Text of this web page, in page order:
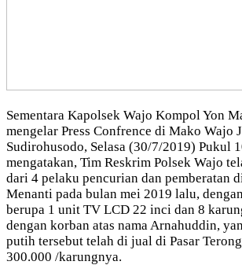
Sementara Kapolsek Wajo Kompol Yon
mengelar Press Confrence di Mako Wajo
Sudirohusodo, Selasa (30/7/2019) Pukul
mengatakan, Tim Reskrim Polsek Wajo
dari 4 pelaku pencurian dan pemberatan
Menanti pada bulan mei 2019 lalu,
berupa 1 unit TV LCD 22 inci dan 8
dengan korban atas nama Arnahuddin,
putih tersebut telah di jual di Pasar
300.000 /karungnya.